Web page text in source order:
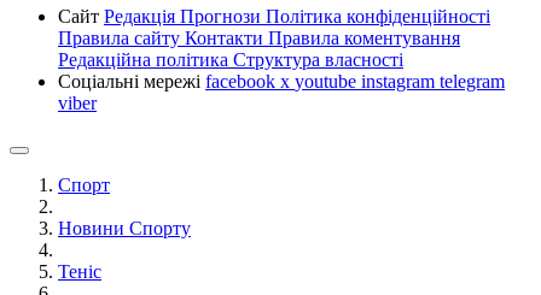
Сайт Редакція Прогнози Політика конфіденційності
Правила сайту Контакти Правила коментування
Редакційна політика Структура власності
Соціальні мережі facebook x youtube instagram telegram
viber
Спорт
Новини Спорту
Теніс